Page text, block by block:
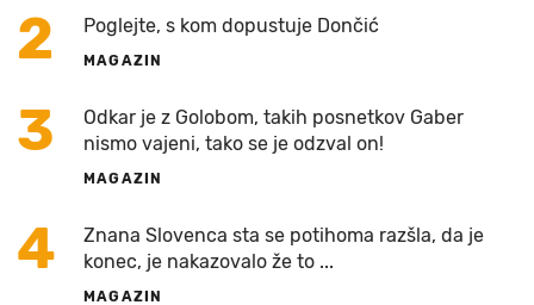
2 Poglejte, s kom dopustuje Dončić
MAGAZIN
3
Odkar je z Golobom, takih posnetkov Gaber
nismo vajeni, tako se je odzval on!
MAGAZIN
4
Znana Slovenca sta se potihoma razšla, da je
konec, je nakazovalo že to ...
MAGAZIN